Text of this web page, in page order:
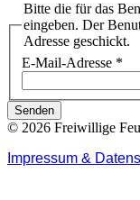
Bitte die für das
eingeben. Der
Adresse geschickt.
E-Mail-Adresse *
Senden
© 2026 Freiwillige
Impressum &